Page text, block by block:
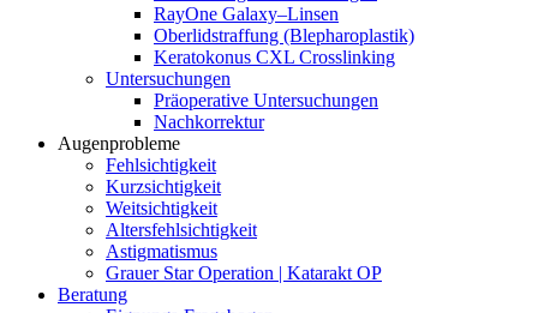
RayOne Galaxy–Linsen
Oberlidstraffung (Blepharoplastik)
Keratokonus CXL Crosslinking
Untersuchungen
Präoperative Untersuchungen
Nachkorrektur
Augenprobleme
Fehlsichtigkeit
Kurzsichtigkeit
Weitsichtigkeit
Altersfehlsichtigkeit
Astigmatismus
Grauer Star Operation | Katarakt OP
Beratung